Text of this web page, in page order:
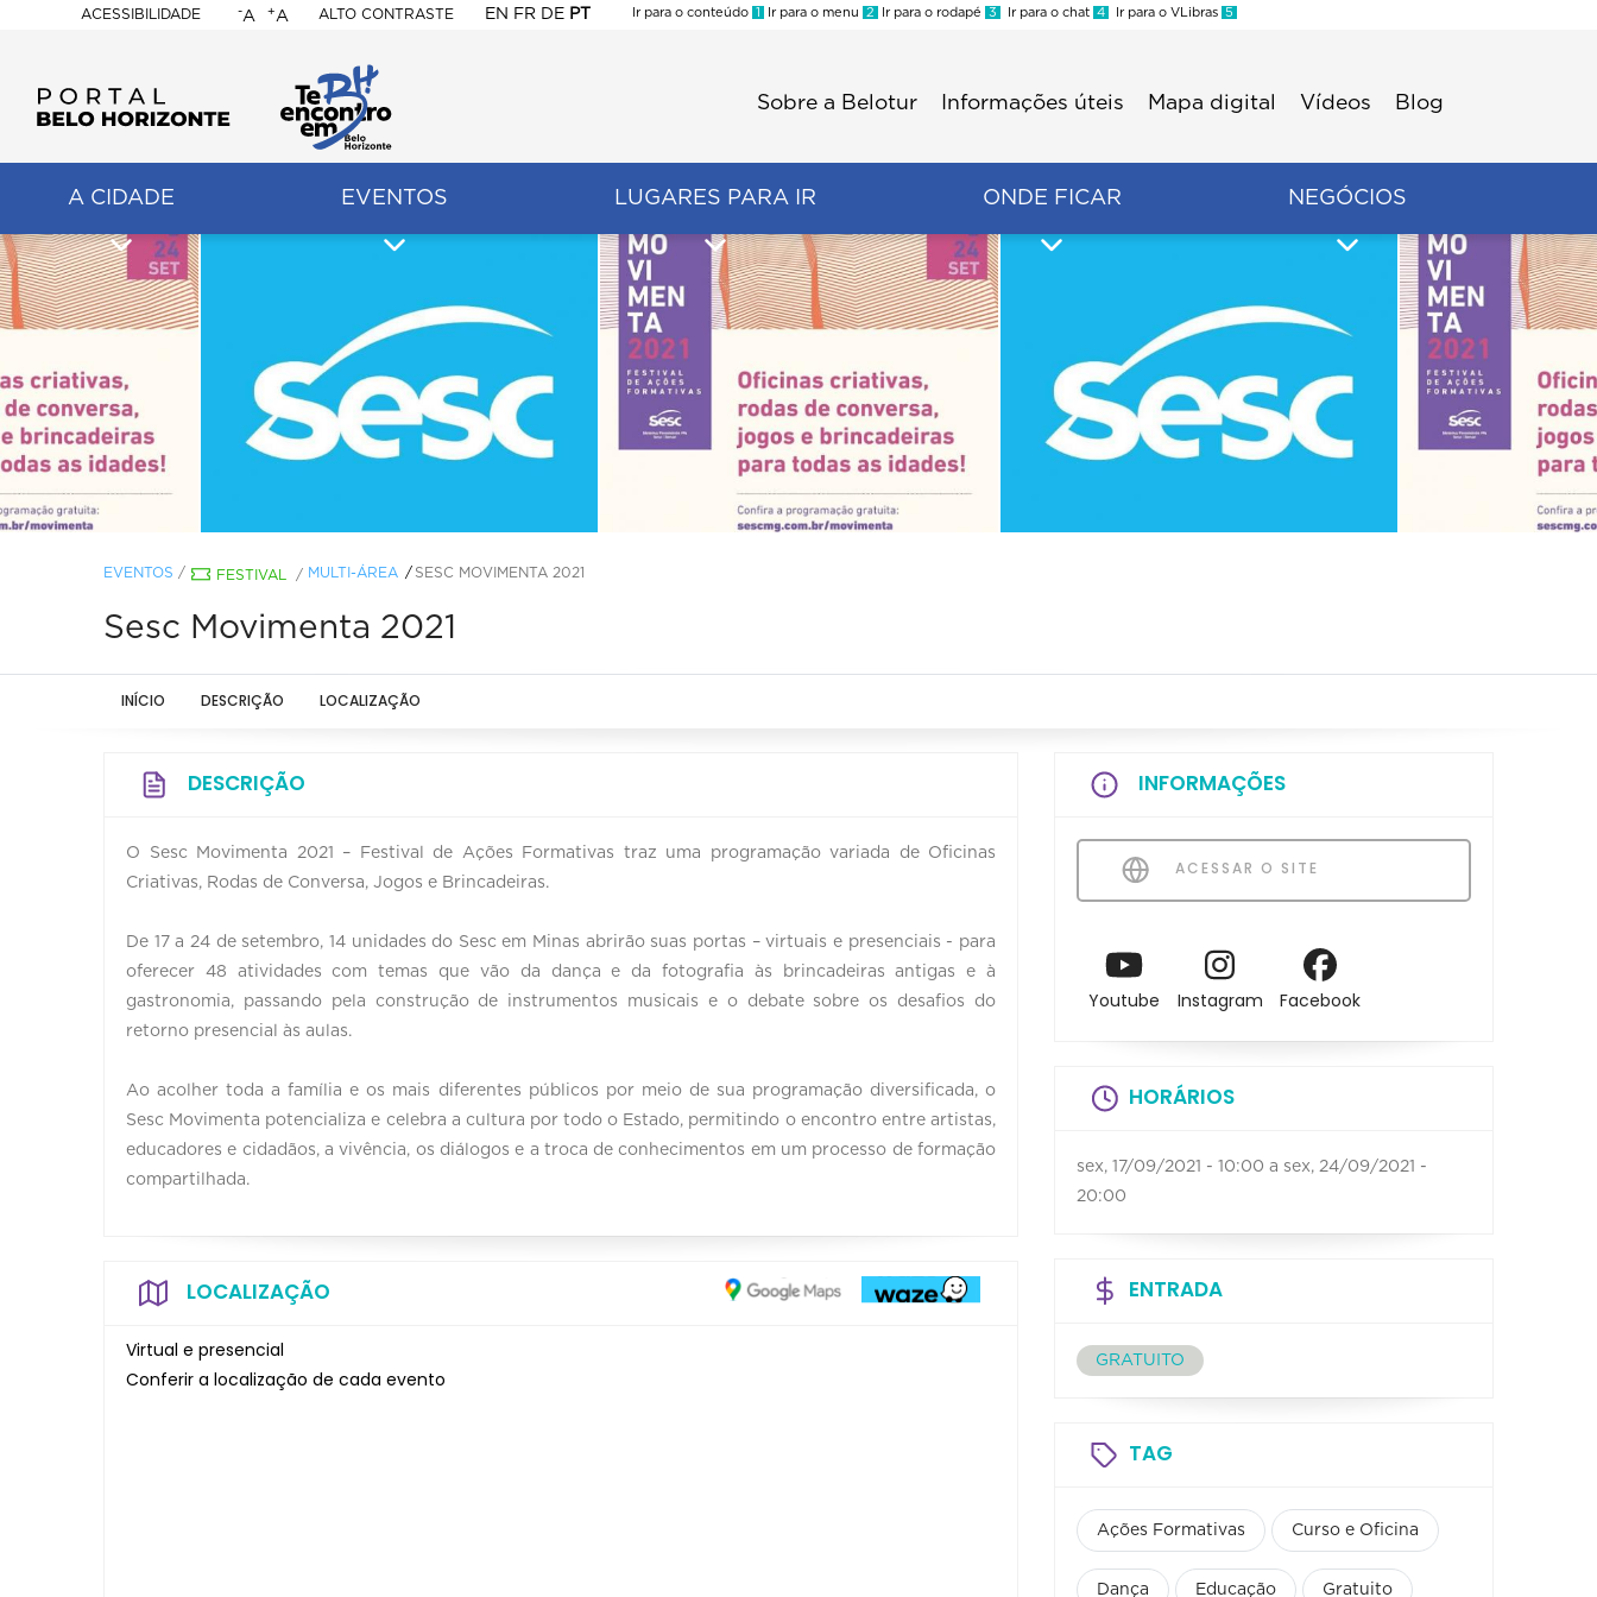
ACESSIBILIDADE
BELO
HORIZONTE
-A +A ALTO CONTRASTE EN FR DE PT
Ir para o conteúdo 1 Ir para o menu 2 Ir para o rodapé 3 Ir para o chat 4 Ir para o VLibras 5
Sobre a Belotur Informações úteis Mapa digital Vídeos Blog
A CIDADE EVENTOS LUGARES PARA IR ONDE FICAR NEGÓCIOS
EVENTOS / FESTIVAL / MULTI-ÁREA SESC MOVIMENTA 2021
Sesc Movimenta 2021
INÍCIO DESCRIÇÃO LOCALIZAÇÃO
DESCRIÇÃO
O Sesc Movimenta 2021 – Festival de Ações Formativas traz uma programação variada de Oficinas
Criativas, Rodas de Conversa, Jogos e Brincadeiras.
De 17 a 24 de setembro, 14 unidades do Sesc em Minas abrirão suas portas – virtuais e presenciais - para
oferecer 48 atividades com temas que vão da dança e da fotografia às brincadeiras antigas e à
gastronomia, passando pela construção de instrumentos musicais e o debate sobre os desafios do
retorno presencial às aulas.
Ao acolher toda a família e os mais diferentes públicos por meio de sua programação diversificada, o
Sesc Movimenta potencializa e celebra a cultura por todo o Estado, permitindo o encontro entre artistas,
educadores e cidadãos, a vivência, os diálogos e a troca de conhecimentos em um processo de formação
compartilhada.
LOCALIZAÇÃO
Virtual e presencial
Conferir a localização de cada evento
INFORMAÇÕES
ACESSAR O SITE
Youtube Instagram Facebook
HORÁRIOS
sex, 17/09/2021 - 10:00 a sex, 24/09/2021 -
20:00
ENTRADA
GRATUITO
TAG
Ações Formativas Curso e Oficina
Dança Educação Gratuito